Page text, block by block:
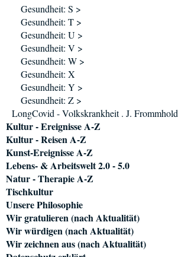
Gesundheit: S >
Gesundheit: T >
Gesundheit: U >
Gesundheit: V >
Gesundheit: W >
Gesundheit: X
Gesundheit: Y >
Gesundheit: Z >
LongCovid - Volkskrankheit . J. Frommhold
Kultur - Ereignisse A-Z
Kultur - Reisen A-Z
Kunst-Ereignisse A-Z
Lebens- & Arbeitswelt 2.0 - 5.0
Natur - Therapie A-Z
Tischkultur
Unsere Philosophie
Wir gratulieren (nach Aktualität)
Wir würdigen (nach Aktualität)
Wir zeichnen aus (nach Aktualität)